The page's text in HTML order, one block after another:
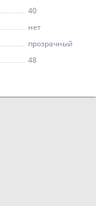
40
нет
прозрачный
48